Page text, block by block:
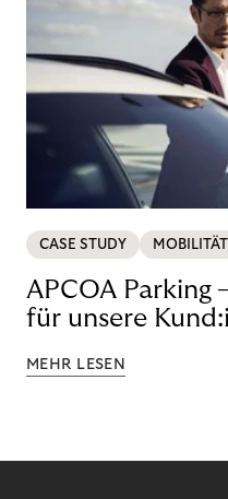
CASE STUDY MOBILITÄT
APCOA Parking
für unsere
MEHR LESEN